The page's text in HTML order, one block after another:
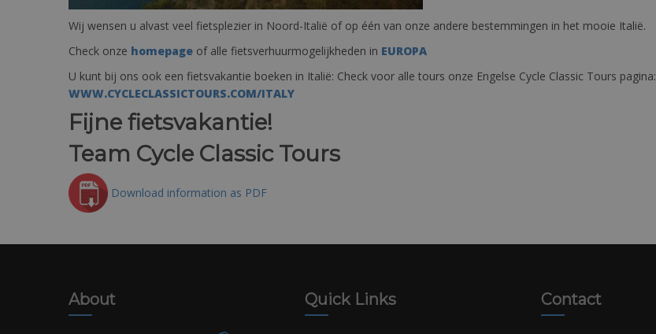
Wij wensen u alvast veel fietsplezier in Noord-Italië of op één van onze andere bestemmingen in het mooie Italië.
Check onze homepage of alle fietsverhuurmogelijkheden in EUROPA
U kunt bij ons ook een fietsvakantie boeken in Italië: Check voor alle tours onze Engelse Cycle Classic Tours pagina:
WWW.CYCLECLASSICTOURS.COM/ITALY
Fijne fietsvakantie!
Team Cycle Classic Tours
Download information as PDF
About Quick Links Contact